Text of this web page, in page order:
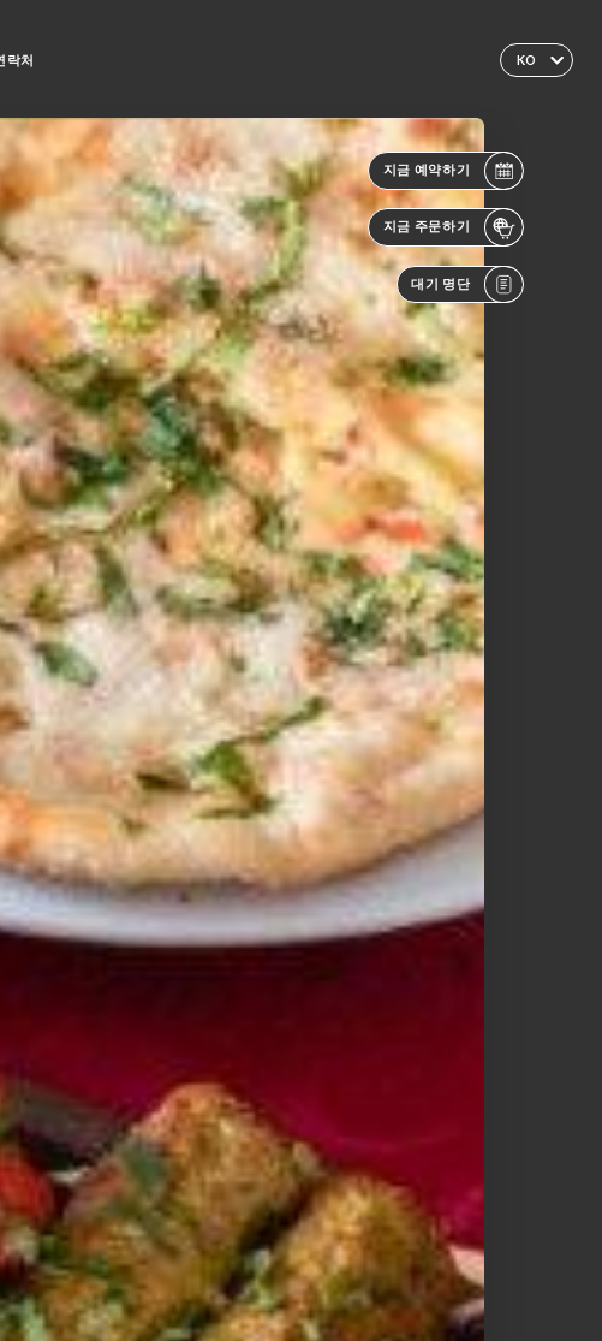
KO
락처
지금 예약하기
지금 주문하기
대기 명단